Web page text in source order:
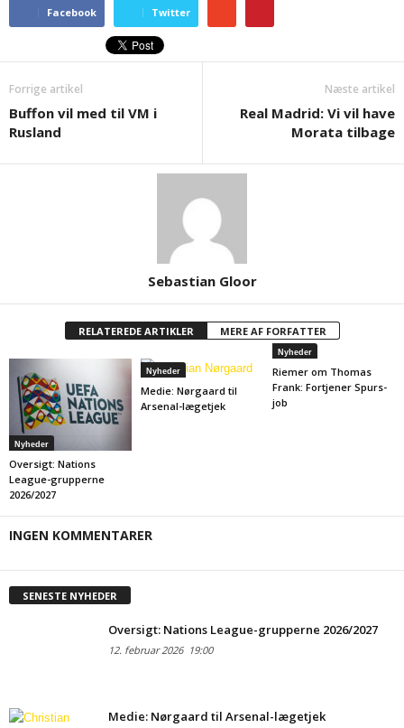
Facebook Twitter
Forrige artikel
Buffon vil med til VM i
Rusland
Næste artikel
Real Madrid: Vi vil have
Morata tilbage
Sebastian Gloor
RELATEREDE ARTIKLER MERE AF FORFATTER
Nyheder
Oversigt: Nations
League-grupperne
2026/2027
Nyheder
Medie: Nørgaard til
Arsenal-lægetjek
Nyheder
Riemer om Thomas
Frank: Fortjener Spurs-
job
INGEN KOMMENTARER
SENESTE NYHEDER
Oversigt: Nations League-grupperne 2026/2027
12. februar 202619:00
Medie: Nørgaard til Arsenal-lægetjek